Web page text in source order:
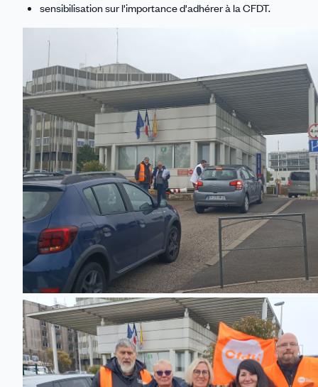
sensibilisation sur l'importance d'adhérer à la CFDT.